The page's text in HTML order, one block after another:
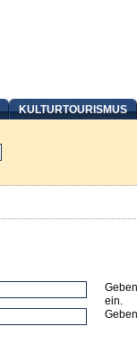
KULTURTOURISMUS
ein.